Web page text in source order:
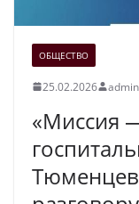
ОБЩЕСТВО
25.02.2026 admin
«Миссия